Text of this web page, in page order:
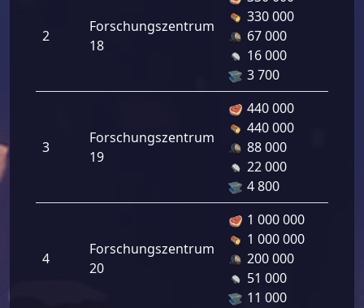
2
Forschungszentrum
18
330 000
67 000
16 000
3 700
3
Forschungszentrum
19
440 000
440 000
88 000
22 000
4 800
4
Forschungszentrum
20
1 000 000
1 000 000
200 000
51 000
11 000